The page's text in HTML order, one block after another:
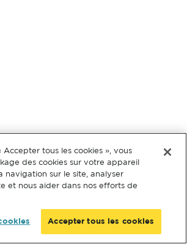
Accepter tous les cookies », vous
des cookies sur votre appareil
navigation sur le site, analyser
et nous aider dans nos efforts de
Accepter tous les cookies